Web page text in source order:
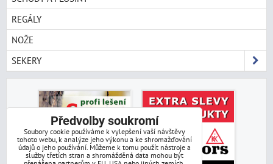
REGÁLY
NOŽE
SEKERY
Předvolby soukromí
Soubory cookie používáme k vylepšení vaší návštěvy
tohoto webu, k analýze jeho výkonu a ke shromažďování
údajů o jeho používání. Můžeme k tomu použít nástroje a
služby třetích stran a shromážděná data mohou být